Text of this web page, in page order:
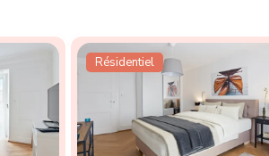
Résidentiel